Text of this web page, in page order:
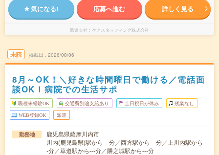
気になる! 応募へ進む 詳しく見る
派遣会社 ケアスタッフィング株式会社
未読 掲載日 2026/08/06
8月～OK！＼好きな時間曜日で働ける／電話面
談OK！病院での生活サポ
職種未経験OK 交通費別途支給あり 土日祝日が休み 残業なし
WEB登録OK 派遣
勤務地
鹿児島県薩摩川内市
川内(鹿児島県)駅から---分／西方駅から---分／上川内駅から--
-分／草道駅から---分／隈之城駅から---分